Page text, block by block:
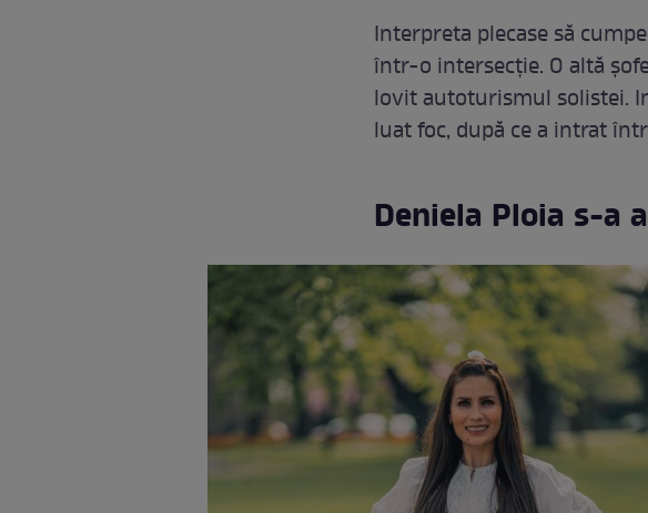
Interpreta plecase să
într-o intersecție. O altă
lovit autoturismul solistei.
luat foc, după ce a intrat
Deniela Ploia s-a